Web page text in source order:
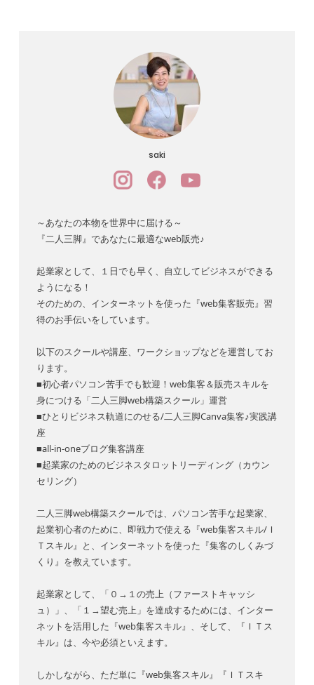
saki
～あなたの本物を世界中に届ける～
『二人三脚』であなたに最適なweb販売♪
起業家として、１日でも早く、自立してビジネスができる
ようになる！
そのための、インターネットを使った『web集客販売』習
得のお手伝いをしています。
以下のスクールや講座、ワークショップなどを運営してお
ります。
■初心者パソコン苦手でも歓迎！web集客＆販売スキルを
身につける「二人三脚web構築スクール」運営
■ひとりビジネス軌道にのせる/二人三脚Canva集客♪実践講
座
■all-in-oneブログ集客講座
■起業家のためのビジネスタロットリーディング（カウン
セリング）
二人三脚web構築スクールでは、パソコン苦手な起業家、
起業初心者のために、即戦力で使える『web集客スキル/Ｉ
Ｔスキル』と、インターネットを使った『集客のしくみづ
くり』を教えています。
起業家として、「０→１の売上（ファーストキャッシ
ュ）」、「１→望む売上」を達成するためには、インター
ネットを活用した『web集客スキル』、そして、『ＩＴス
キル』は、今や必須といえます。
しかしながら、ただ単に『web集客スキル』『ＩＴスキ